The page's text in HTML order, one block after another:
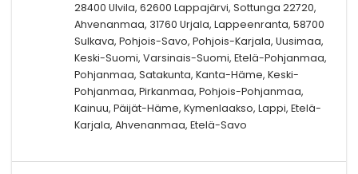
28400 Ulvila, 62600 Lappajärvi, Sottunga 22720,
Ahvenanmaa, 31760 Urjala, Lappeenranta, 58700
Sulkava, Pohjois-Savo, Pohjois-Karjala, Uusimaa,
Keski-Suomi, Varsinais-Suomi, Etelä-Pohjanmaa,
Pohjanmaa, Satakunta, Kanta-Häme, Keski-
Pohjanmaa, Pirkanmaa, Pohjois-Pohjanmaa,
Kainuu, Päijät-Häme, Kymenlaakso, Lappi, Etelä-
Karjala, Ahvenanmaa, Etelä-Savo